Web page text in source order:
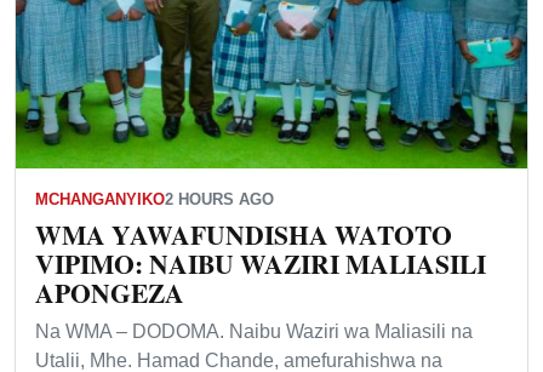
MCHANGANYIKO2 HOURS AGO
WMA YAWAFUNDISHA WATOTO
VIPIMO: NAIBU WAZIRI MALIASILI
APONGEZA
Na WMA – DODOMA. Naibu Waziri wa Maliasili na
Utalii, Mhe. Hamad Chande, amefurahishwa na